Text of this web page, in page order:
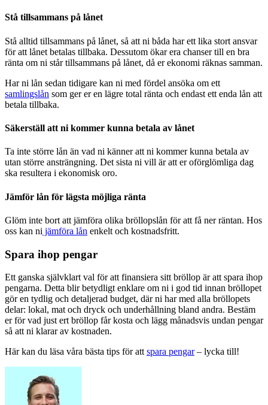
Stå tillsammans på lånet
Stå alltid tillsammans på lånet, så att ni båda har ett lika stort ansvar
för att lånet betalas tillbaka. Dessutom ökar era chanser till en bra
ränta om ni står tillsammans på lånet, då er ekonomi räknas samman.
Har ni lån sedan tidigare kan ni med fördel ansöka om ett
samlingslån som ger er en lägre total ränta och endast ett enda lån att
betala tillbaka.
Säkerställ att ni kommer kunna betala av lånet
Ta inte större lån än vad ni känner att ni kommer kunna betala av
utan större ansträngning. Det sista ni vill är att er oförglömliga dag
ska resultera i ekonomisk oro.
Jämför lån för lägsta möjliga ränta
Glöm inte bort att jämföra olika bröllopslån för att få ner räntan. Hos
oss kan ni jämföra lån enkelt och kostnadsfritt.
Spara ihop pengar
Ett ganska självklart val för att finansiera sitt bröllop är att spara ihop
pengarna. Detta blir betydligt enklare om ni i god tid innan bröllopet
gör en tydlig och detaljerad budget, där ni har med alla bröllopets
delar: lokal, mat och dryck och underhållning bland andra. Bestäm
er för vad just ert bröllop får kosta och lägg månadsvis undan pengar
så att ni klarar av kostnaden.
Här kan du läsa våra bästa tips för att spara pengar– lycka till!